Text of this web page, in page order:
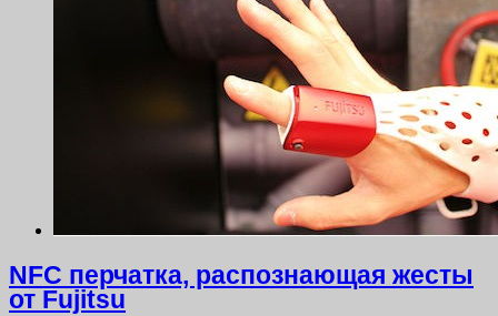
NFC перчатка, распознающая жесты
от Fujitsu